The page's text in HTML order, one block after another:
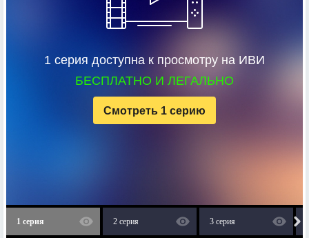
1 серия доступна к просмотру на ИВИ
БЕСПЛАТНО И ЛЕГАЛЬНО
Смотреть 1 серию
1 серия 2 серия 3 серия